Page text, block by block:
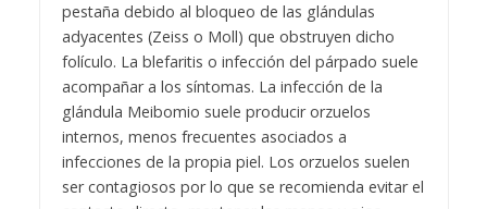
pestaña debido al bloqueo de las glándulas
adyacentes (Zeiss o Moll) que obstruyen dicho
folículo. La blefaritis o infección del párpado suele
acompañar a los síntomas. La infección de la
glándula Meibomio suele producir orzuelos
internos, menos frecuentes asociados a
infecciones de la propia piel. Los orzuelos suelen
ser contagiosos por lo que se recomienda evitar el